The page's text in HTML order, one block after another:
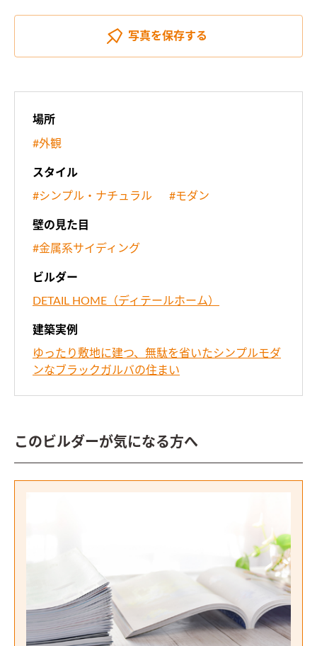
写真を保存する
場所
#外観
スタイル
#シンプル・ナチュラル #モダン
壁の見た目
#金属系サイディング
ビルダー
DETAIL HOME（ディテールホーム）
建築実例
ゆったり敷地に建つ、無駄を省いたシンプルモダ
ンなブラックガルバの住まい
このビルダーが気になる方へ